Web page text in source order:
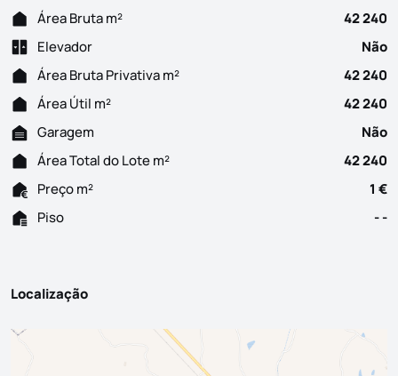
Área Bruta m²
42 240
Elevador
Não
Área Bruta Privativa m²
42 240
Área Útil m²
42 240
Garagem
Não
Área Total do Lote m²
42 240
Preço m²
1 €
Piso
- -
Localização